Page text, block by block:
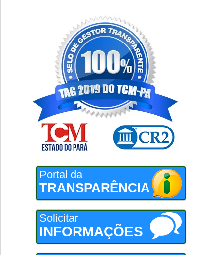
Portal da
TRANSPARÊNCIA
Solicitar
INFORMAÇÕES